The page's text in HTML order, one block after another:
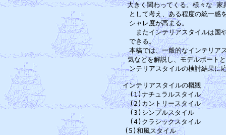
大きく関わってくる。様々な 家
として考え、ある程度の統一感
シャレ
またインテリアスタイルは国や
で
本稿では、一般的なインテリア
気などを解説し、モデルボート
ンテリアスタイ
インテリ
(1)ナチ
(2)カン
(3)シン
(4)クラ
(5)和